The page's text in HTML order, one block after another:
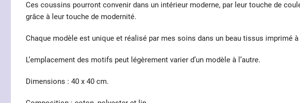
Ces coussins pourront convenir dans un intérieur moderne, par leur touche de
grâce à leur touche de modernité.
Chaque modèle est unique et réalisé par mes soins dans un beau tissus imprimé à
L’emplacement des motifs peut légèrement varier d’un modèle à l’autre.
Dimensions : 40 x 40 cm.